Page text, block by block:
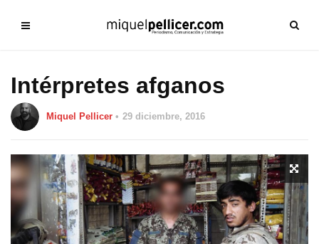
Intérpretes afganos
Miquel Pellicer 29 diciembre, 2016